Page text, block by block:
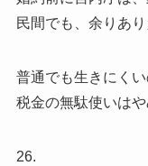
民間でも、余りあり
普通でも生きにく
税金の無駄使いは
26.